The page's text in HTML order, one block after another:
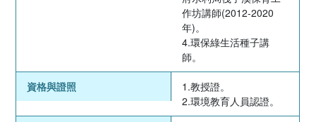
作坊講師(2012-2020
年)。
4.環保綠生活種子講
師。
資格與證照
1.教授證。
2.環境教育人員認證。